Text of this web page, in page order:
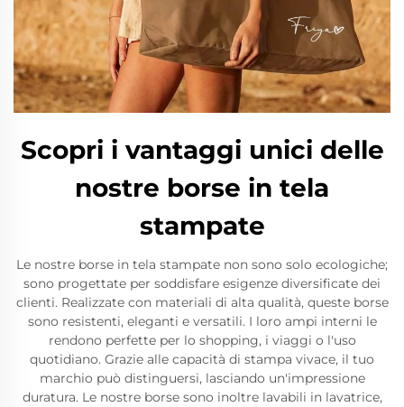
Scopri i vantaggi unici delle
nostre borse in tela
stampate
Le nostre borse in tela stampate non sono solo ecologiche;
sono progettate per soddisfare esigenze diversificate dei
clienti. Realizzate con materiali di alta qualità, queste borse
sono resistenti, eleganti e versatili. I loro ampi interni le
rendono perfette per lo shopping, i viaggi o l'uso
quotidiano. Grazie alle capacità di stampa vivace, il tuo
marchio può distinguersi, lasciando un'impressione
duratura. Le nostre borse sono inoltre lavabili in lavatrice,